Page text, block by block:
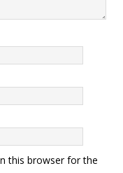
this browser for the